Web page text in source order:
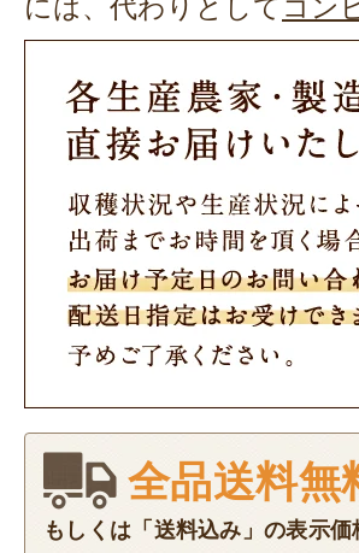
には、代わりとして コン
全品送料無
もしくは「送料込み」の表示価